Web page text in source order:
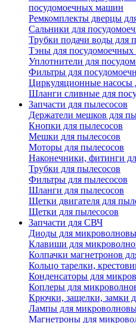
посудомоечных машин
Ремкомплекты дверцы
Сальники для
Трубки подачи воды для
Тэны для
Уплотнители для
Фильтры для
Циркуляционные насосы
Шланги сливные для
Запчасти для пылесосов
Держатели мешков для
Кнопки для пылесосов
Мешки для пылесосов
Моторы для пылесосов
Наконечники, фитинги
Трубки для пылесосов
Фильтры для пылесосов
Шланги для пылесосов
Щетки двигателя для
Щетки для пылесосов
Запчасти для СВЧ
Диоды для
Клавиши для
Колпачки магнетронов
Кольцо тарелки,
Конденсаторы для
Коплеры для
Крючки, защелки, замки
Лампы для
Магнетроны для